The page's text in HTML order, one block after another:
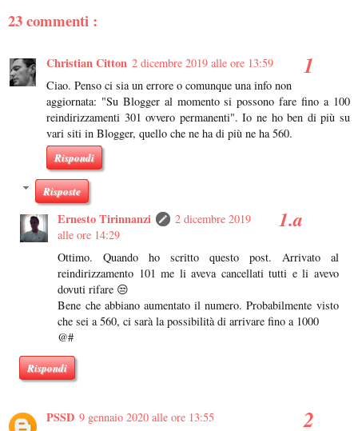
23 commenti :
Christian Citton 2 dicembre 2019 alle ore 13:59
Ciao. Penso ci sia un errore o comunque una info non
aggiornata: "Su Blogger al momento si possono fare fino a 100
reindirizzamenti 301 ovvero permanenti". Io ne ho ben di più su
vari siti in Blogger, quello che ne ha di più ne ha 560.
Rispondi
Risposte
Ernesto Tirinnanzi
2 dicembre 2019
alle ore 14:29
Ottimo. Quando ho scritto questo post. Arrivato al
reindirizzamento 101 me li aveva cancellati tutti e li avevo
dovuti rifare 😒
Bene che abbiano aumentato il numero. Probabilmente visto
che sei a 560, ci sarà la possibilità di arrivare fino a 1000
@#
Rispondi
PSSD 9 gennaio 2020 alle ore 13:55